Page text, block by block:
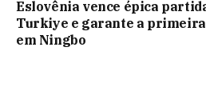
Eslovênia vence épica
Turkiye e garante a
em Ningbo